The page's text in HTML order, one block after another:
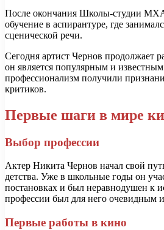
После окончания Школы-студии
обучение в аспирантуре, где
сценической речи.
Сегодня артист Чернов продолжает
он является популярным и
профессионализм получили
критиков.
Первые шаги в мире
Выбор профессии
Актер Никита Чернов начал свой
детства. Уже в школьные годы он
постановках и был неравнодушен к
профессии был для него очевидным
Первые работы в кино